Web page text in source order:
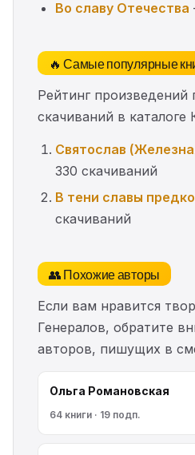
Во славу Отечества
🔥 Самые популярные
Рейтинг произведений
скачиваний в каталоге
Святослав
330 скачиваний
В тени славы
скачиваний
👥 Похожие авторы
Если вам нравится
Генералов, обратите
авторов, пишущих в
Ольга Романовская
64 книги · 19 подп.